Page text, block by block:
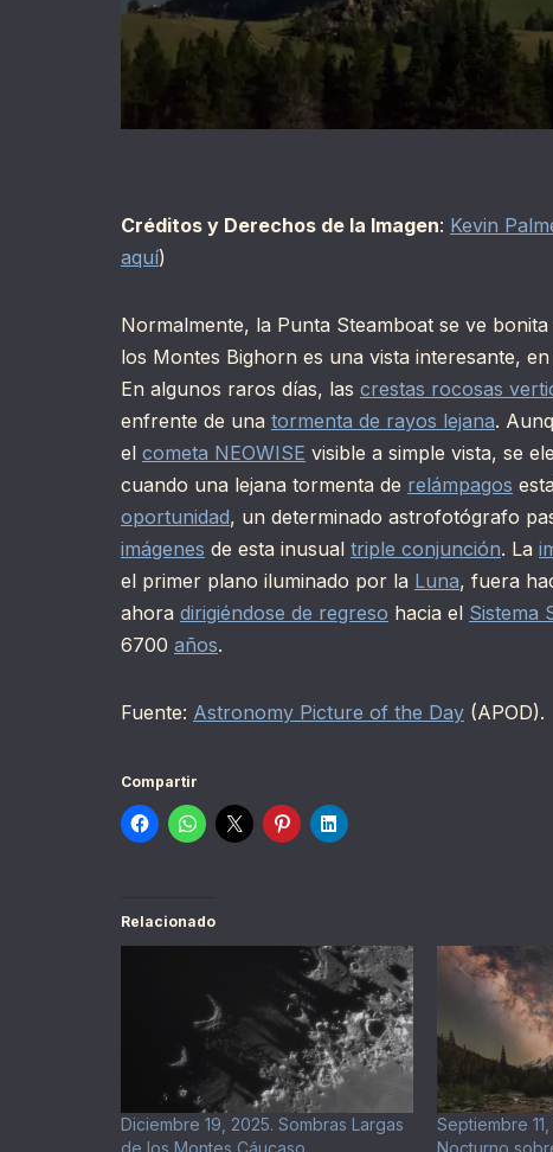
Créditos y Derechos de la Imagen: Kevin
aquí)
Normalmente, la Punta Steamboat se ve
los Montes Bighorn es una vista interesante,
En algunos raros días, las crestas rocosas
enfrente de una tormenta de rayos lejana.
el cometa NEOWISE visible a simple vista, se
cuando una lejana tormenta de relámpagos
oportunidad, un determinado astrofotógrafo
imágenes de esta inusual triple conjunción. La
el primer plano iluminado por la Luna, fuera
ahora dirigiéndose de regreso hacia el Sistema
6700 años.
Fuente: Astronomy Picture of the Day (APOD).
Compartir
Relacionado
Diciembre 19, 2025. Sombras Largas
Septiembre